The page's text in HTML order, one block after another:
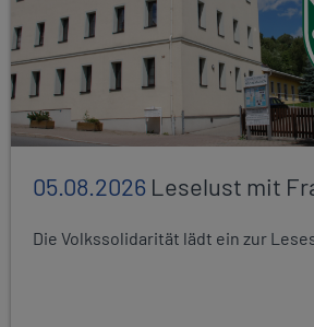
05.08.2026 Leselust mit
Die Volkssolidarität lädt ein zur